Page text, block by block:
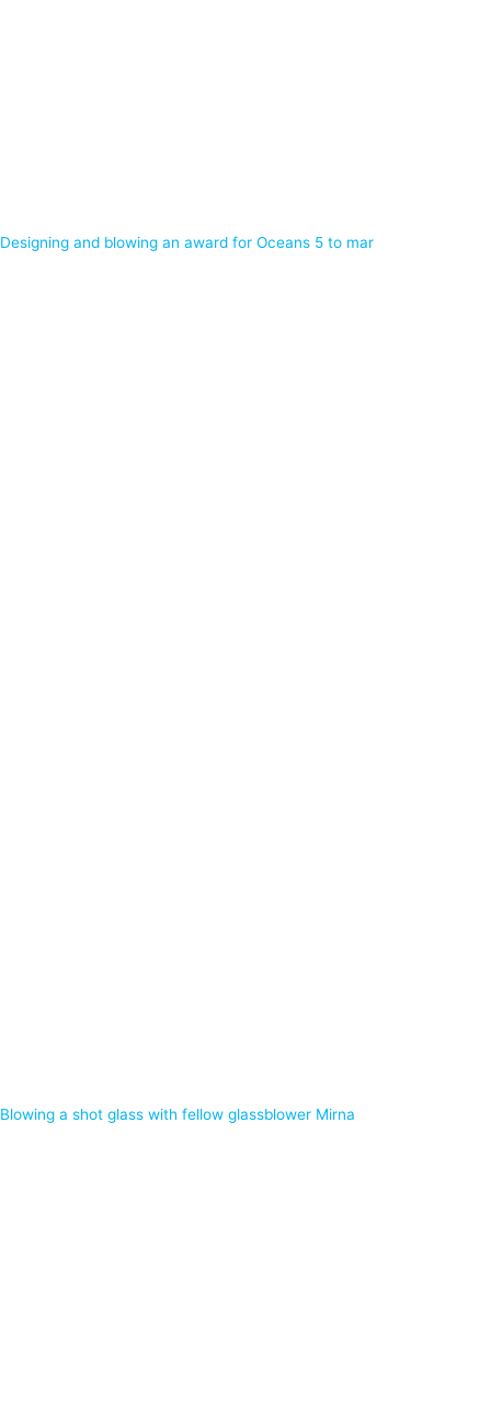
Designing and blowing an award for Oceans 5 to mar
Blowing a shot glass with fellow glassblower Mirna